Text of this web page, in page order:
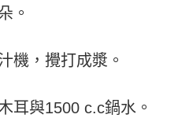
。
機，攪打成漿。
耳與1500 c.c鍋水。